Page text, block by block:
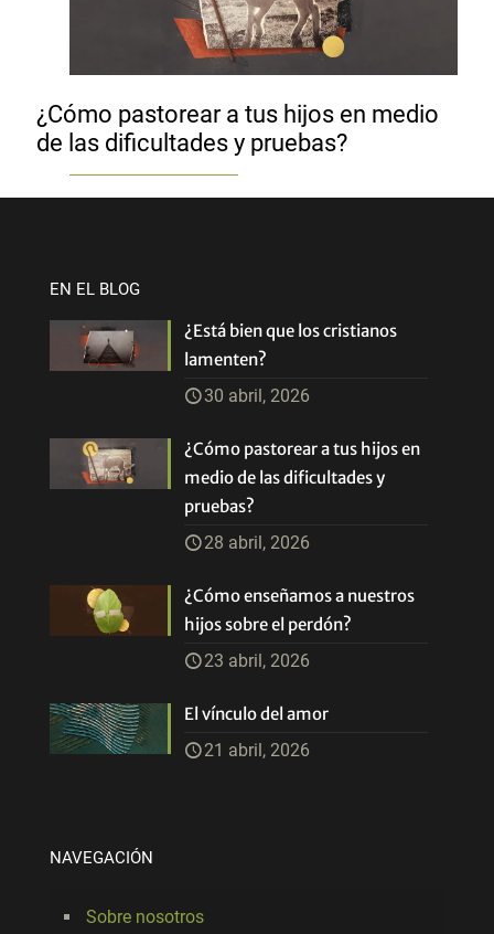
¿Cómo pastorear a tus hijos en medio
de las dificultades y pruebas?
EN EL BLOG
¿Está bien que los cristianos
lamenten?
30 abril, 2026
¿Cómo pastorear a tus hijos en
medio de las dificultades y
pruebas?
28 abril, 2026
¿Cómo enseñamos a nuestros
hijos sobre el perdón?
23 abril, 2026
El vínculo del amor
21 abril, 2026
NAVEGACIÓN
Sobre nosotros